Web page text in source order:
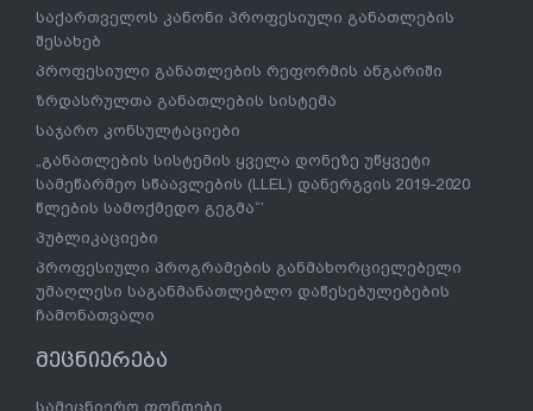
საქართველოს კანონი პროფესიული განათლების
შესახებ
პროფესიული განათლების რეფორმის ანგარიში
ზრდასრულთა განათლების სისტემა
საჯარო კონსულტაციები
„განათლების სისტემის ყველა დონეზე უწყვეტი
სამეწარმეო სწაავლების (LLEL) დანერგვის 2019-2020
წლების სამოქმედო გეგმა“’
პუბლიკაციები
პროფესიული პროგრამების განმახორციელებელი
უმაღლესი საგანმანათლებლო დაწესებულებების
ჩამონათვალი
მეცნიერება
სამეცნიერო ფონდები